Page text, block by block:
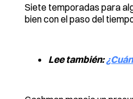
Siete temporadas para
bien con el paso del
Lee también: